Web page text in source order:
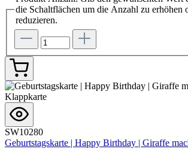
die Schaltflächen um die Anzahl zu erhöhen
reduzieren.
SW10280
Geburtstagskarte | Happy Birthday | Giraffe